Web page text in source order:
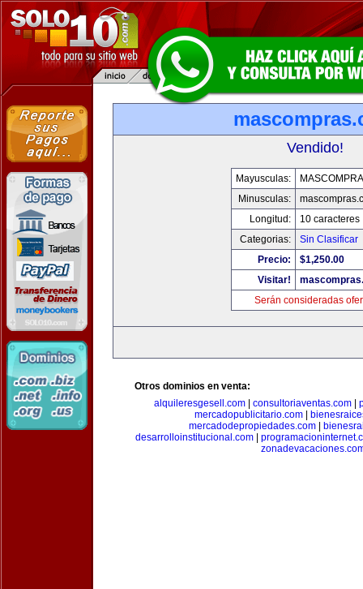
Vendido!
Mayusculas:
Minusculas:
Longitud:
10 caracteres
Categorias:
Sin Clasificar
Precio:
$1,250.00
Visitar!
Serán consideradas
Otros dominios en venta:
alquileresgesell.com
consultoriaventas.com
mercadopublicitario.com|
mercadodepropiedades.com
desarrolloinstitucional.com